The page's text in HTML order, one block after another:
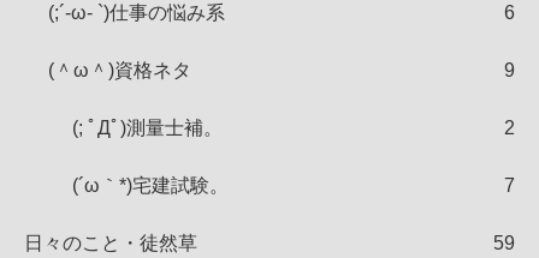
(;´-ω- `)仕事の悩み系 6
(＾ω＾)資格ネタ 9
(; ﾟДﾟ)測量士補。 2
(´ω｀*)宅建試験。 7
日々のこと・徒然草 59